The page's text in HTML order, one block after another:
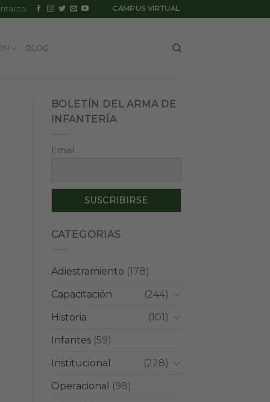
CAMPUS VIRTUAL
BLOG
BOLETÍN DEL ARMA DE
INFANTERÍA
Email
CATEGORIAS
Adiestramiento (178)
Capacitación
(244)
Historia
(101)
Infantes(59)
Institucional
(228)
Operacional
(98)